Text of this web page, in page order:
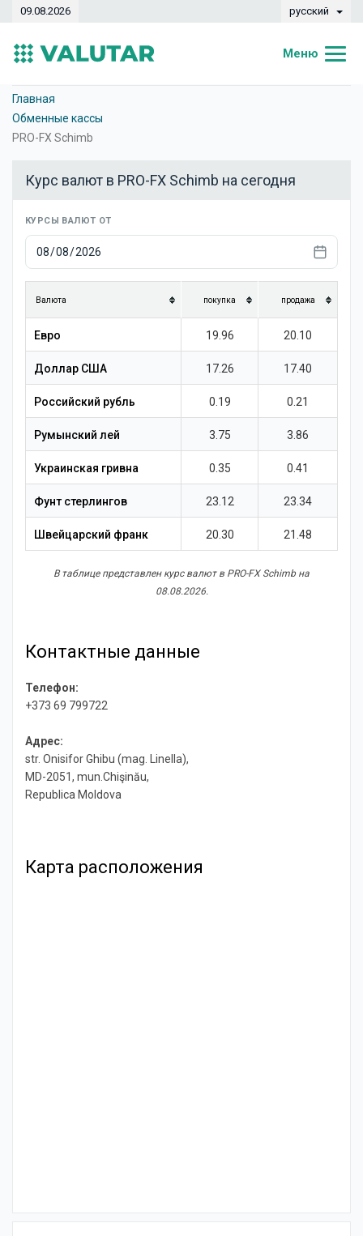
09.08.2026 русский
Меню
Динамика
Банки
Обменные кассы
Валюты
Денежные переводы
Главная
Обменные кассы
PRO-FX Schimb
Курс валют в PRO-FX Schimb на сегодня
КУРСЫ ВАЛЮТ ОТ
Валюта покупка продажа
Евро 19.96 20.10
Доллар США 17.26 17.40
Российский рубль 0.19 0.21
Румынский лей 3.75 3.86
Украинская гривна 0.35 0.41
Фунт стерлингов 23.12 23.34
Швейцарский франк 20.30 21.48
В таблице представлен курс валют в PRO-FX Schimb на
08.08.2026.
Контактные данные
Телефон:
+373 69 799722
Адрес:
str. Onisifor Ghibu (mag. Linella),
MD-2051, mun.Chişinău,
Republica Moldova
Карта расположения